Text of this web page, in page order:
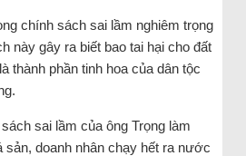
chính sách sai lầm nghiêm trọng
này gây ra biết bao tai hại cho đất
thành phần tinh hoa của dân tộc
sai lầm của ông Trọng làm
sản, doanh nhân chạy hết ra nước